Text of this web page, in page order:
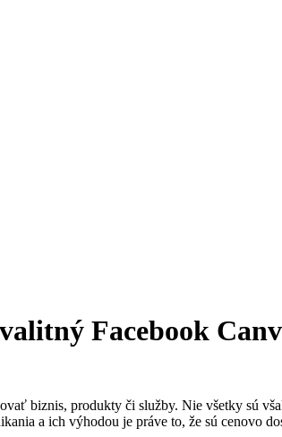
Facebook
biznis, produkty či služby. Nie všetky sú
a ich výhodou je práve to, že sú cenovo